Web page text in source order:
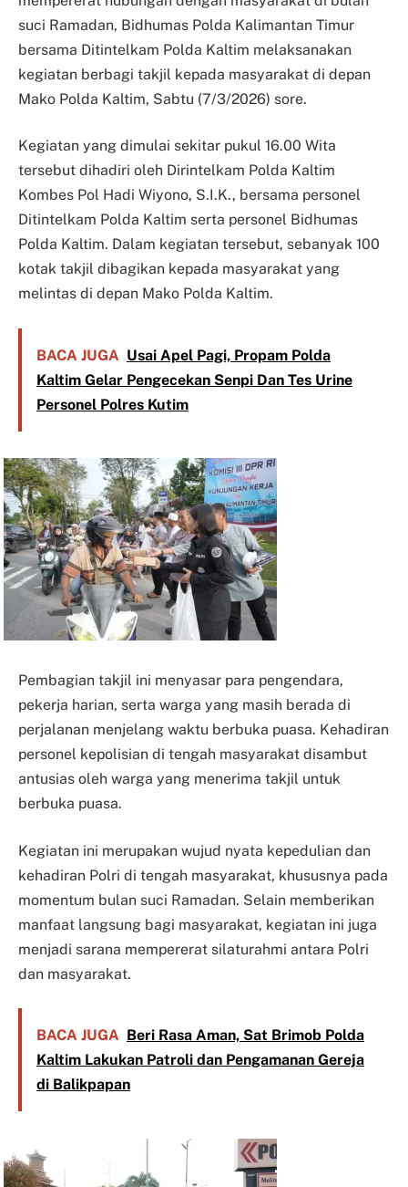
suci Ramadan, Bidhumas Polda Kalimantan Timur
bersama Ditintelkam Polda Kaltim melaksanakan
kegiatan berbagi takjil kepada masyarakat di depan
Mako Polda Kaltim, Sabtu (7/3/2026) sore.
Kegiatan yang dimulai sekitar pukul 16.00 Wita
tersebut dihadiri oleh Dirintelkam Polda Kaltim
Kombes Pol Hadi Wiyono, S.I.K., bersama personel
Ditintelkam Polda Kaltim serta personel Bidhumas
Polda Kaltim. Dalam kegiatan tersebut, sebanyak 100
kotak takjil dibagikan kepada masyarakat yang
melintas di depan Mako Polda Kaltim.
BACA JUGA Usai Apel Pagi, Propam Polda
Kaltim Gelar Pengecekan Senpi Dan Tes Urine
Personel Polres Kutim
Pembagian takjil ini menyasar para pengendara,
pekerja harian, serta warga yang masih berada di
perjalanan menjelang waktu berbuka puasa. Kehadiran
personel kepolisian di tengah masyarakat disambut
antusias oleh warga yang menerima takjil untuk
berbuka puasa.
Kegiatan ini merupakan wujud nyata kepedulian dan
kehadiran Polri di tengah masyarakat, khususnya pada
momentum bulan suci Ramadan. Selain memberikan
manfaat langsung bagi masyarakat, kegiatan ini juga
menjadi sarana mempererat silaturahmi antara Polri
dan masyarakat.
BACA JUGA Beri Rasa Aman, Sat Brimob Polda
Kaltim Lakukan Patroli dan Pengamanan Gereja
di Balikpapan